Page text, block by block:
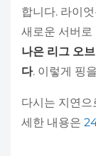
합니다. 라이
새로운 서버로
나은 리그 오
다. 이렇게 핑
다시는 지연
세한 내용은